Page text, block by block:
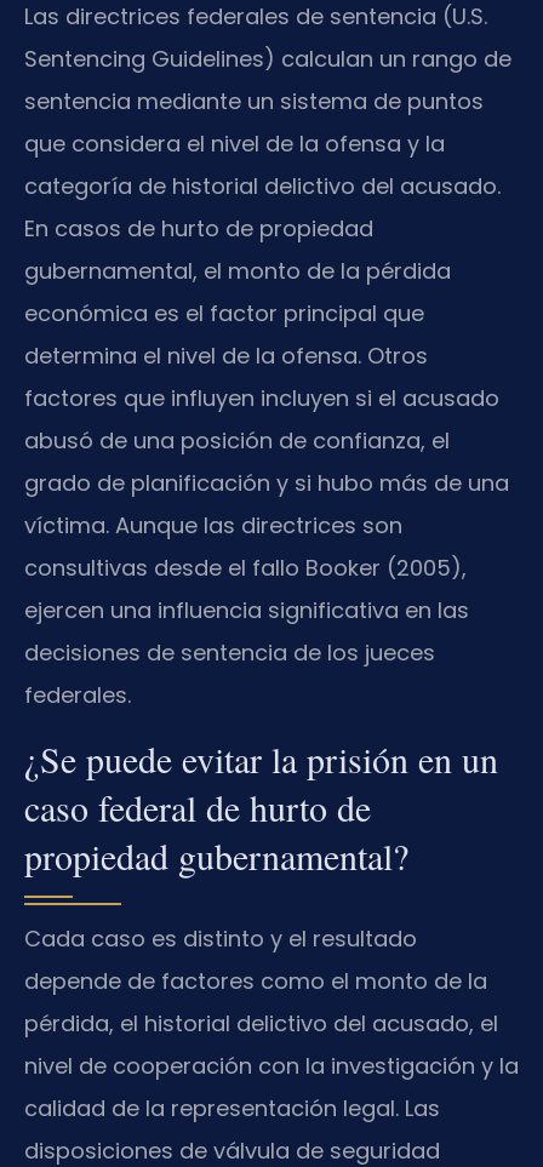
Las directrices federales de sentencia (U.S.
Sentencing Guidelines) calculan un rango de
sentencia mediante un sistema de puntos
que considera el nivel de la ofensa y la
categoría de historial delictivo del acusado.
En casos de hurto de propiedad
gubernamental, el monto de la pérdida
económica es el factor principal que
determina el nivel de la ofensa. Otros
factores que influyen incluyen si el acusado
abusó de una posición de confianza, el
grado de planificación y si hubo más de una
víctima. Aunque las directrices son
consultivas desde el fallo Booker (2005),
ejercen una influencia significativa en las
decisiones de sentencia de los jueces
federales.
¿Se puede evitar la prisión en un
caso federal de hurto de
propiedad gubernamental?
Cada caso es distinto y el resultado
depende de factores como el monto de la
pérdida, el historial delictivo del acusado, el
nivel de cooperación con la investigación y la
calidad de la representación legal. Las
disposiciones de válvula de seguridad